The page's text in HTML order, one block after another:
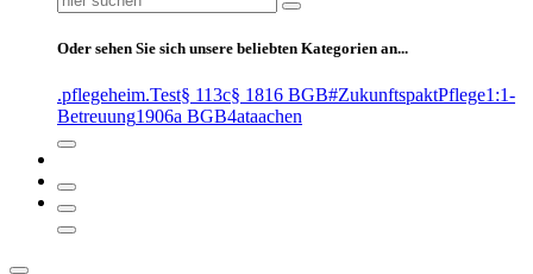
nach:
Oder sehen Sie sich unsere beliebten Kategorien an...
.pflegeheim.Test§ 113c§ 1816 BGB#ZukunftspaktPflege1:1-
Betreuung1906a BGB4ataachen